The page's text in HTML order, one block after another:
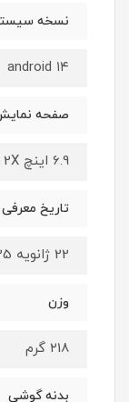
نسخه
android ۱۴
صفحه
6.9 اینچ Dynamic Amoled 2X
تاریخ
22 ژانویه 2025
وزن
۲18 گرم
بدنه گوشی